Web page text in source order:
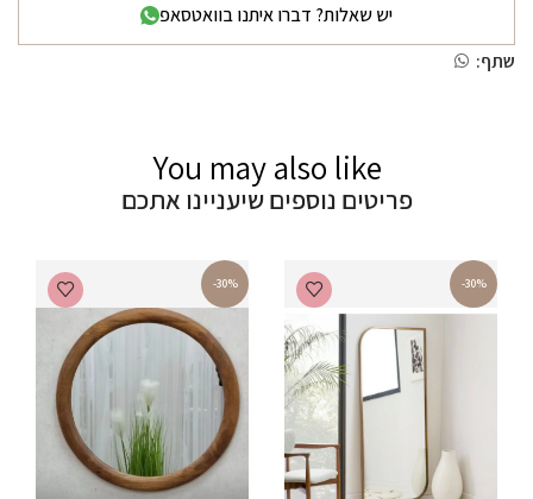
יש שאלות? דברו איתנו בוואטסאפ
שתף:
You may also like
פריטים נוספים שיעניינו אתכם
-30%
-30%